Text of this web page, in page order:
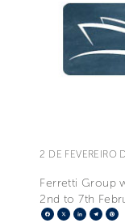
2 DE FEVEREIRO
Ferretti Group
2nd to 7th
Facebook
X